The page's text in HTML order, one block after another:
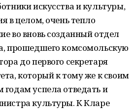
искусства и культуры,
в целом, очень тепло
во вновь созданный отдел
прошедшего комсомольскую
до первого секретаря
который к тому же к своим
успела отведать и
культуры. К Кларе